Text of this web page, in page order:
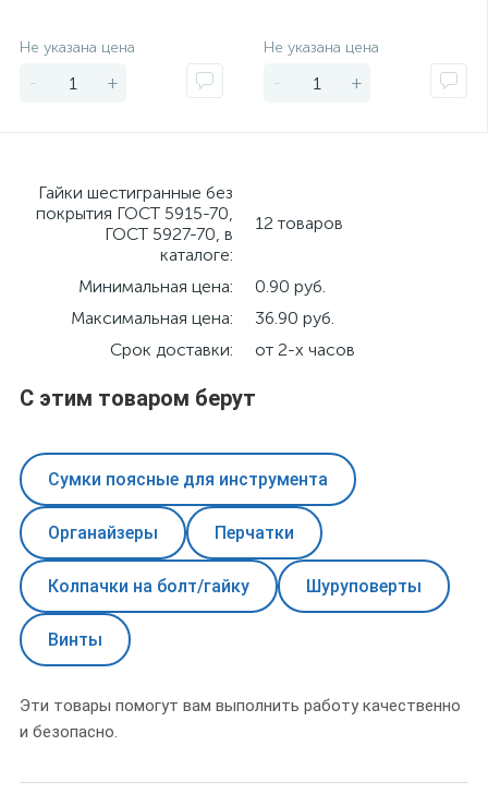
Не указана цена
- +
Не указана цена
- +
Гайки шестигранные без
покрытия ГОСТ 5915-70,
ГОСТ 5927-70, в
каталоге:
12 товаров
Минимальная цена:
0.90 руб.
Максимальная цена:
36.90 руб.
Срок доставки:
от 2-х часов
С этим товаром берут
Сумки поясные для инструмента
Органайзеры Перчатки
Колпачки на болт/гайку Шуруповерты
Винты
Эти товары помогут вам выполнить работу качественно
и безопасно.